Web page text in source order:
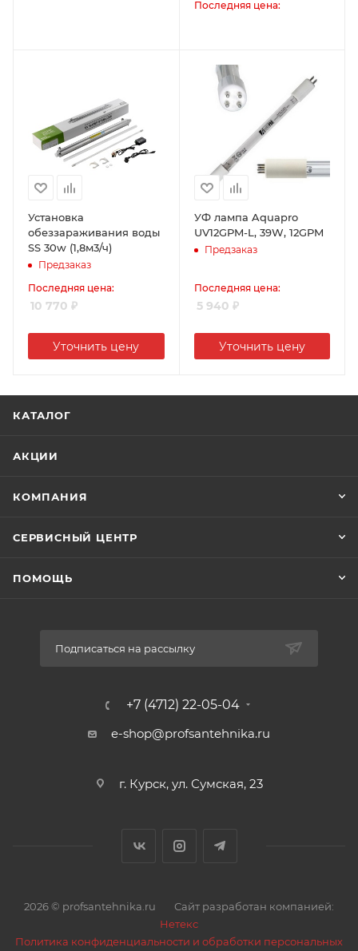
Последняя цена:
Установка
обеззараживания воды
SS 30w (1,8м3/ч)
Предзаказ
Последняя цена:
10 770 ₽
Уточнить цену
УФ лампа Aquapro
UV12GPM-L, 39W, 12GPM
Предзаказ
Последняя цена:
5 940 ₽
Уточнить цену
КАТАЛОГ
АКЦИИ
КОМПАНИЯ
СЕРВИСНЫЙ ЦЕНТР
ПОМОЩЬ
Подписаться на рассылку
+7 (4712) 22-05-04
e-shop@profsantehnika.ru
г. Курск, ул. Сумская, 23
2026 © profsantehnika.ru
Сайт разработан компанией:
Нетекс
Политика конфиденциальности и обработки персональных